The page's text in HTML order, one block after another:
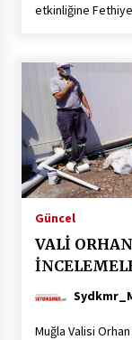
etkinliğine
Güncel
VALİ
Muğla Valisi